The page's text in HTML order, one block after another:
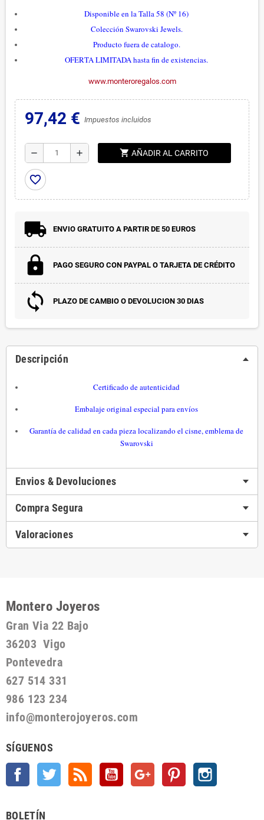
Disponible en la Talla 58 (Nº 16)
Colección Swarovski Jewels.
Producto fuera de catalogo.
OFERTA LIMITADA hasta fin de existencias.
www.monteroregalos.com
97,42 € Impuestos incluidos
remove add shopping_cart AÑADIR AL CARRITO
favorite_border
ENVIO GRATUITO A PARTIR DE 50 EUROS
PAGO SEGURO CON PAYPAL O TARJETA DE CRÉDITO
PLAZO DE CAMBIO O DEVOLUCION 30 DIAS
Descripción
Certificado de autenticidad
Embalaje original especial para envíos
Garantía de calidad en cada pieza localizando el cisne, emblema de
Swarovski
Envios & Devoluciones
Compra Segura
Valoraciones
Montero Joyeros
Gran Via 22 Bajo
36203 Vigo
Pontevedra
627 514 331
986 123 234
info@monterojoyeros.com
SÍGUENOS
Facebook Twitter YouTube Google + Pinterest
BOLETÍN